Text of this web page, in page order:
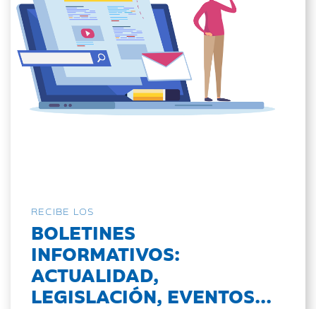
RECIBE LOS
BOLETINES
INFORMATIVOS:
ACTUALIDAD,
LEGISLACIÓN, EVENTOS...